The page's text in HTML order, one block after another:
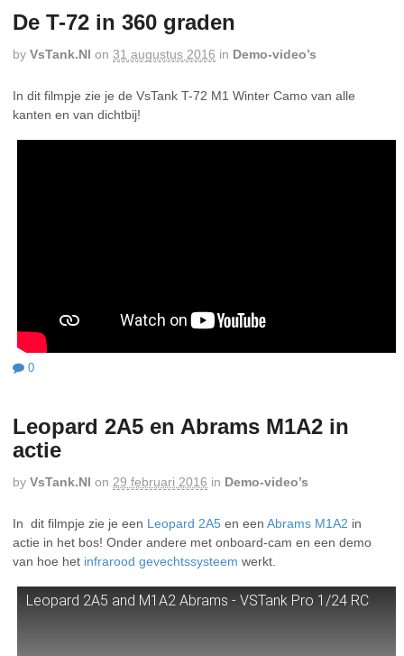
De T-72 in 360 graden
by VsTank.nl on 31 augustus 2016 in Demo-video’s
In dit filmpje zie je de VsTank T-72 M1 Winter Camo van alle
kanten en van dichtbij!
0
Leopard 2A5 en Abrams M1A2 in
actie
by VsTank.nl on 29 februari 2016 in Demo-video’s
In dit filmpje zie je een Leopard 2A5 en een Abrams M1A2 in
actie in het bos! Onder andere met onboard-cam en een demo
van hoe het infrarood gevechtssysteem werkt.
Leopard 2A5 and M1A2 Abrams - VSTank Pro 1/24 RC